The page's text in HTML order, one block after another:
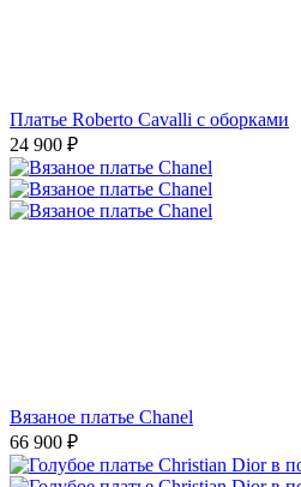
Платье Roberto Cavalli с оборками
24 900 ₽
Вязаное платье Chanel
66 900 ₽